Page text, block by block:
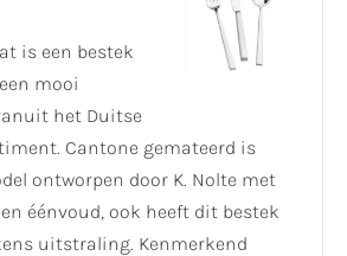
is een bestek
mooi
het Duitse
Cantone gemateerd is
ontworpen door K. Nolte met
éénvoud, ook heeft dit bestek
uitstraling. Kenmerkend